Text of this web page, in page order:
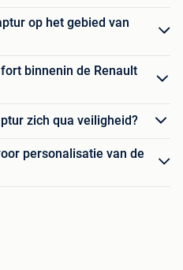
op het gebied van
binnenin de Renault
zich qua veiligheid?
personalisatie van de